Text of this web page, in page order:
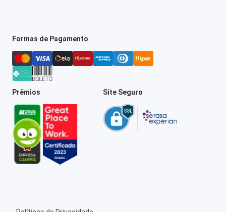
Formas de Pagamento
Prêmios Site Seguro